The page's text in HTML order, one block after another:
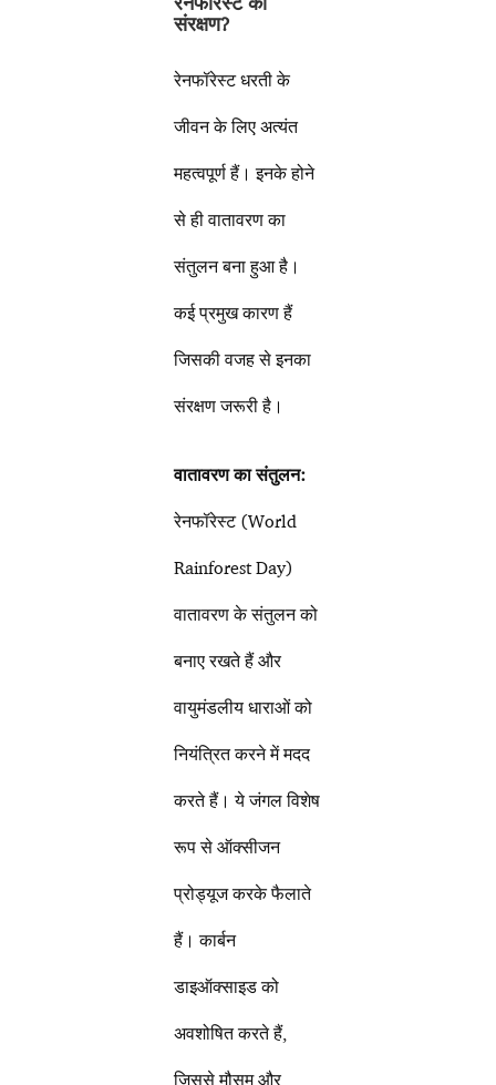
संरक्षण?
रेनफॉरेस्ट धरती के
जीवन के लिए अत्यंत
महत्वपूर्ण हैं। इनके होने
से ही वातावरण का
संतुलन बना हुआ है।
कई प्रमुख कारण हैं
जिसकी वजह से इनका
संरक्षण जरूरी है।
वातावरण का संतुलन:
रेनफॉरेस्ट (World
Rainforest Day)
वातावरण के संतुलन को
बनाए रखते हैं और
वायुमंडलीय धाराओं को
नियंत्रित करने में मदद
करते हैं। ये जंगल विशेष
रूप से ऑक्सीजन
प्रोड्यूज करके फैलाते
हैं। कार्बन
डाइऑक्साइड को
अवशोषित करते हैं,
जिससे मौसम और